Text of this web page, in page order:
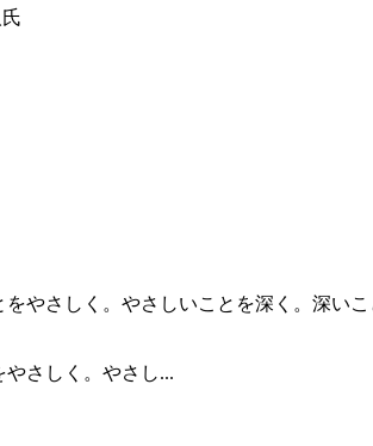
さしく。やさし...